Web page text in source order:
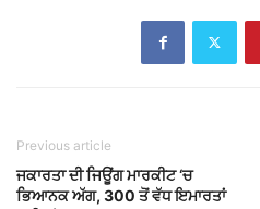
Previous article
ਜਕਾਰਤਾ ਦੀ ਜਿਊਂਗ ਮਾਰਕੀਟ ‘ਚ
ਭਿਆਨਕ ਅੱਗ, 300 ਤੋਂ ਵੱਧ ਇਮਾਰਤਾਂ